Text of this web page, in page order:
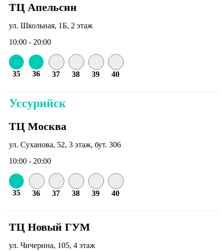
ТЦ Апельсин
ул. Школьная, 1Б, 2 этаж
10:00 - 20:00
35 36 37 38 39 40
Уссурийск
ТЦ Москва
ул. Суханова, 52, 3 этаж, бут. 306
10:00 - 20:00
35 36 37 38 39 40
ТЦ Новый ГУМ
ул. Чичерина, 105, 4 этаж